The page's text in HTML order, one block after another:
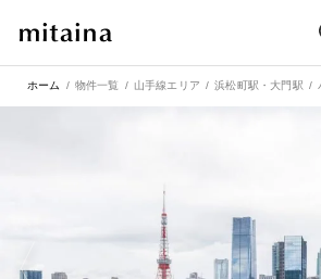
ホーム 物件一覧 山手線エリア 浜松町駅 ・ 大門駅